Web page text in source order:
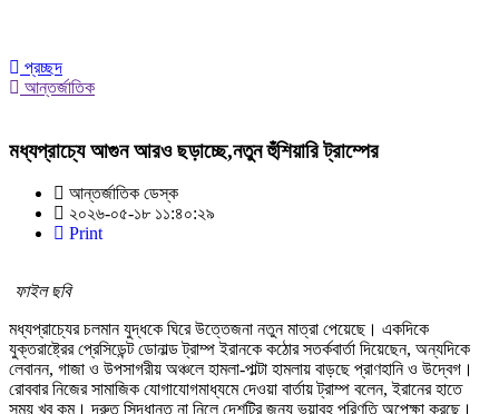
প্রচ্ছদ
আন্তর্জাতিক
মধ্যপ্রাচ্যে আগুন আরও ছড়াচ্ছে,নতুন হুঁশিয়ারি ট্রাম্পের
আন্তর্জাতিক ডেস্ক
২০২৬-০৫-১৮ ১১:৪০:২৯
Print
ফাইল ছবি
মধ্যপ্রাচ্যের চলমান যুদ্ধকে ঘিরে উত্তেজনা নতুন মাত্রা পেয়েছে। একদিকে
যুক্তরাষ্ট্রের প্রেসিডেন্ট ডোনাল্ড ট্রাম্প ইরানকে কঠোর সতর্কবার্তা দিয়েছেন, অন্যদিকে
লেবানন, গাজা ও উপসাগরীয় অঞ্চলে হামলা-পাল্টা হামলায় বাড়ছে প্রাণহানি ও উদ্বেগ।
রোববার নিজের সামাজিক যোগাযোগমাধ্যমে দেওয়া বার্তায় ট্রাম্প বলেন, ইরানের হাতে
সময় খুব কম। দ্রুত সিদ্ধান্ত না নিলে দেশটির জন্য ভয়াবহ পরিণতি অপেক্ষা করছে।